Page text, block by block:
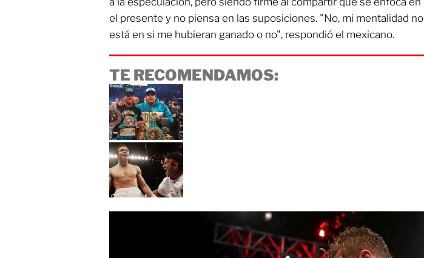
el presente y no piensa en las suposiciones. "No, mi mentalidad no
está en si me hubieran ganado o no", respondió el mexicano.
TE RECOMENDAMOS: